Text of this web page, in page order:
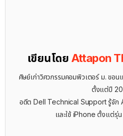
เขียนโดย Attapon
ศิษย์เก่าวิศวกรรมคอมพิวเตอร์ ม. ข
ตั้งแต่ปี
อดีต Dell Technical Support รู้จัก
และใช้ iPhone ตั้งแต่รุ่